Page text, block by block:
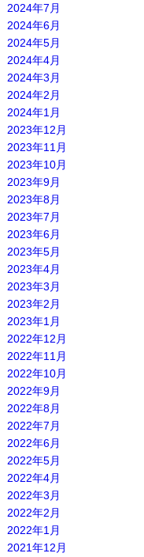
2024年7月
2024年6月
2024年5月
2024年4月
2024年3月
2024年2月
2024年1月
2023年12月
2023年11月
2023年10月
2023年9月
2023年8月
2023年7月
2023年6月
2023年5月
2023年4月
2023年3月
2023年2月
2023年1月
2022年12月
2022年11月
2022年10月
2022年9月
2022年8月
2022年7月
2022年6月
2022年5月
2022年4月
2022年3月
2022年2月
2022年1月
2021年12月